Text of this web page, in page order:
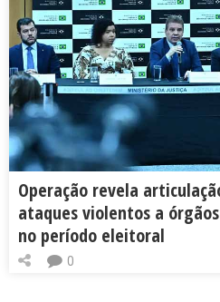
Operação revela
ataques violentos a
no período eleitoral
0